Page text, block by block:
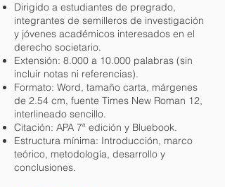
Dirigido a estudiantes de pregrado,
integrantes de semilleros de investigación
y jóvenes académicos interesados en el
derecho societario.
Extensión: 8.000 a 10.000 palabras (sin
incluir notas ni referencias).
Formato: Word, tamaño carta, márgenes
de 2.54 cm, fuente Times New Roman 12,
interlineado sencillo.
Citación: APA 7ª edición y Bluebook.
Estructura mínima: Introducción, marco
teórico, metodología, desarrollo y
conclusiones.